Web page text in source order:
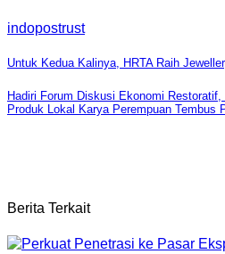
indopostrust
Navigasi
pos
Untuk Kedua Kalinya, HRTA Raih
Hadiri Forum Diskusi Ekonomi Restoratif,
Produk Lokal Karya Perempuan Tembus
Berita Terkait